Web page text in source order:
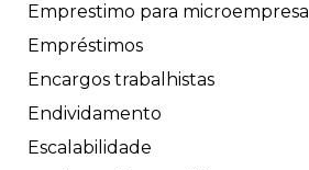
Emprestimo para microempresa
Empréstimos
Encargos trabalhistas
Endividamento
Escalabilidade